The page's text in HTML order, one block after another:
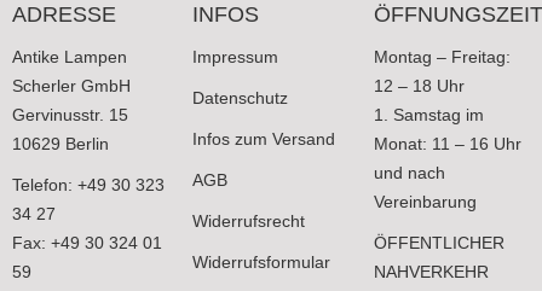
ADRESSE
Antike Lampen
Scherler GmbH
Gervinusstr. 15
10629 Berlin
Telefon: +49 30 323
34 27
Fax: +49 30 324 01
59
INFOS
Impressum
Datenschutz
Infos zum Versand
AGB
Widerrufsrecht
Widerrufsformular
Montag – Freitag:
12 – 18 Uhr
1. Samstag im
Monat: 11 – 16 Uhr
und nach
Vereinbarung
ÖFFENTLICHER
NAHVERKEHR